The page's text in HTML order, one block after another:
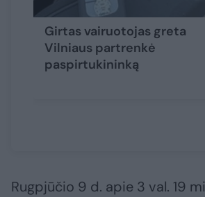
Girtas vairuotojas greta
Vilniaus partrenkė
paspirtukininką
Rugpjūčio 9 d. apie 3 val. 19